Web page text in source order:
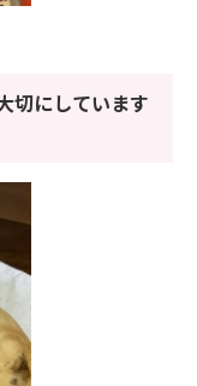
切にしています